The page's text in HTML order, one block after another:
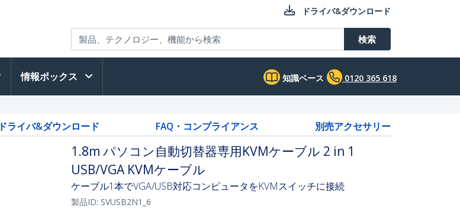
ドライバ&ダウンロード
検索
情報ボックス 知識ベース 0120 365 618
ドライバ&ダウンロード FAQ・コンプライアンス 別売アクセサリー
1.8m パソコン自動切替器専用KVMケーブル 2 in 1
USB/VGA KVMケーブル
ケーブル1本でVGA/USB対応コンピュータをKVMスイッチに接続
製品ID: SVUSB2N1_6